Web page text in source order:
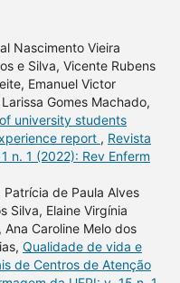
Nascimento Vieira
e Silva, Vicente Rubens
Emanuel Victor
Gomes Machado,
university students
report , Revista
n. 1 (2022): Rev Enferm
Patrícia de Paula Alves
Silva, Elaine Virgínia
Caroline Melo dos
Qualidade de vida e
de Centros de Atenção